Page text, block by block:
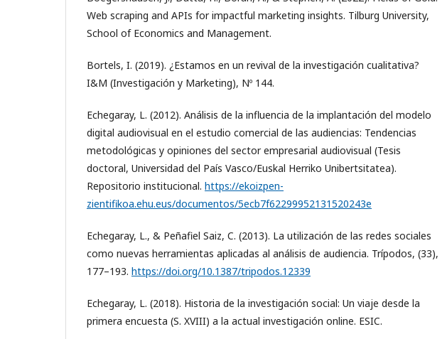
Web scraping and APIs for impactful marketing insights. Tilburg University,
School of Economics and Management.
Bortels, I. (2019). ¿Estamos en un revival de la investigación cualitativa?
I&M (Investigación y Marketing), Nº 144.
Echegaray, L. (2012). Análisis de la influencia de la implantación del modelo
digital audiovisual en el estudio comercial de las audiencias: Tendencias
metodológicas y opiniones del sector empresarial audiovisual (Tesis
doctoral, Universidad del País Vasco/Euskal Herriko Unibertsitatea).
Repositorio institucional. https://ekoizpen-
zientifikoa.ehu.eus/documentos/5ecb7f62299952131520243e
Echegaray, L., & Peñafiel Saiz, C. (2013). La utilización de las redes sociales
como nuevas herramientas aplicadas al análisis de audiencia. Trípodos, (33),
177–193. https://doi.org/10.1387/tripodos.12339
Echegaray, L. (2018). Historia de la investigación social: Un viaje desde la
primera encuesta (S. XVIII) a la actual investigación online. ESIC.